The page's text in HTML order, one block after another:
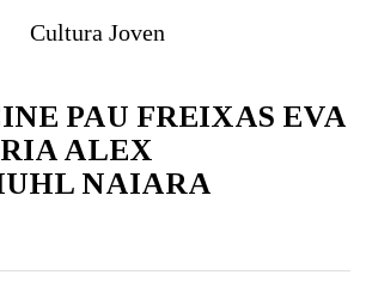
Cultura Joven
PAU FREIXAS EVA
ALEX
NAIARA